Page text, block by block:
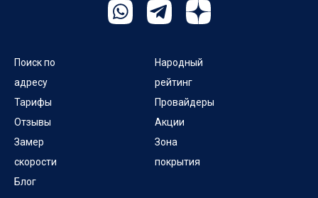
Поиск по
адресу
Тарифы
Отзывы
Замер
скорости
Блог
Народный
рейтинг
Провайдеры
Акции
Зона
покрытия